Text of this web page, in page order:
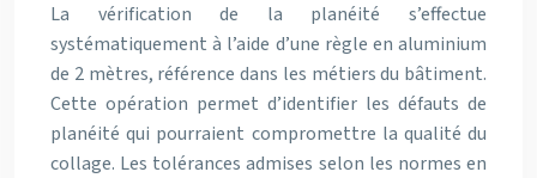
La vérification de la planéité s’effectue
systématiquement à l’aide d’une règle en aluminium
de 2 mètres, référence dans les métiers du bâtiment.
Cette opération permet d’identifier les défauts de
planéité qui pourraient compromettre la qualité du
collage. Les tolérances admises selon les normes en